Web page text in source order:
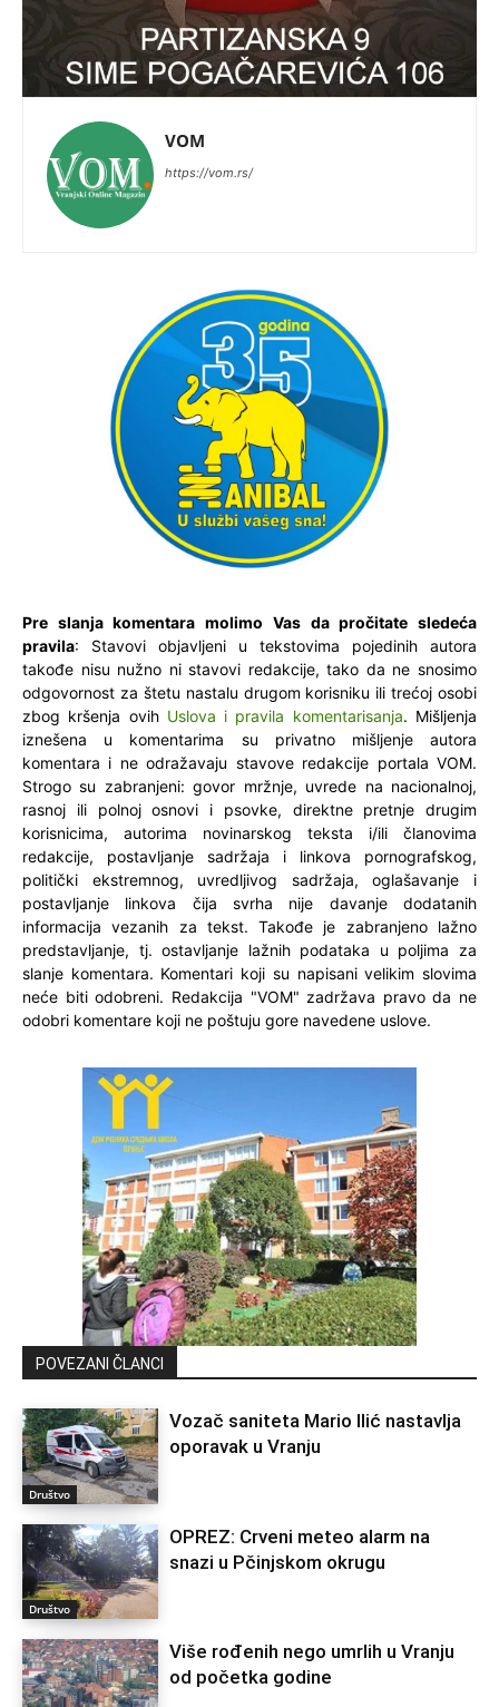
VOM
https://vom.rs/
Pre slanja komentara molimo Vas da pročitate sledeća
pravila: Stavovi objavljeni u tekstovima pojedinih autora
takođe nisu nužno ni stavovi redakcije, tako da ne snosimo
odgovornost za štetu nastalu drugom korisniku ili trećoj osobi
zbog kršenja ovih Uslova i pravila komentarisanja. Mišljenja
iznešena u komentarima su privatno mišljenje autora
komentara i ne odražavaju stavove redakcije portala VOM.
Strogo su zabranjeni: govor mržnje, uvrede na nacionalnoj,
rasnoj ili polnoj osnovi i psovke, direktne pretnje drugim
korisnicima, autorima novinarskog teksta i/ili članovima
redakcije, postavljanje sadržaja i linkova pornografskog,
politički ekstremnog, uvredljivog sadržaja, oglašavanje i
postavljanje linkova čija svrha nije davanje dodatanih
informacija vezanih za tekst. Takođe je zabranjeno lažno
predstavljanje, tj. ostavljanje lažnih podataka u poljima za
slanje komentara. Komentari koji su napisani velikim slovima
neće biti odobreni. Redakcija "VOM" zadržava pravo da ne
odobri komentare koji ne poštuju gore navedene uslove.
POVEZANI ČLANCI
Društvo
Vozač saniteta Mario Ilić nastavlja
oporavak u Vranju
Društvo
OPREZ: Crveni meteo alarm na
snazi u Pčinjskom okrugu
Više rođenih nego umrlih u Vranju
od početka godine